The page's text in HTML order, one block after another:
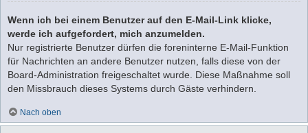
Wenn ich bei einem Benutzer auf den E-Mail-Link klicke,
werde ich aufgefordert, mich anzumelden.
Nur registrierte Benutzer dürfen die foreninterne E-Mail-Funktion
für Nachrichten an andere Benutzer nutzen, falls diese von der
Board-Administration freigeschaltet wurde. Diese Maßnahme soll
den Missbrauch dieses Systems durch Gäste verhindern.
Nach oben